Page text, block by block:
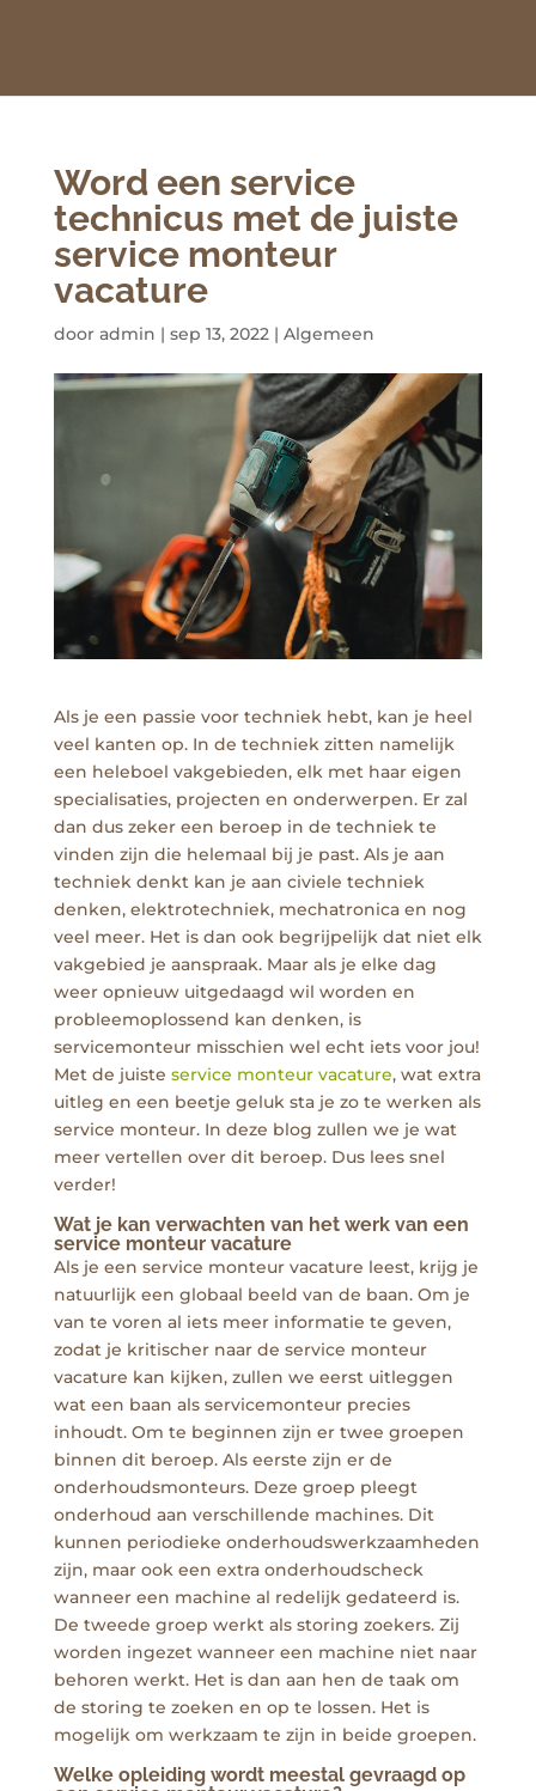
Word een service
technicus met de juiste
service monteur
vacature
door admin | sep 13, 2022 | Algemeen
Als je een passie voor techniek hebt, kan je heel
veel kanten op. In de techniek zitten namelijk
een heleboel vakgebieden, elk met haar eigen
specialisaties, projecten en onderwerpen. Er zal
dan dus zeker een beroep in de techniek te
vinden zijn die helemaal bij je past. Als je aan
techniek denkt kan je aan civiele techniek
denken, elektrotechniek, mechatronica en nog
veel meer. Het is dan ook begrijpelijk dat niet elk
vakgebied je aanspraak. Maar als je elke dag
weer opnieuw uitgedaagd wil worden en
probleemoplossend kan denken, is
servicemonteur misschien wel echt iets voor jou!
Met de juiste service monteur vacature, wat extra
uitleg en een beetje geluk sta je zo te werken als
service monteur. In deze blog zullen we je wat
meer vertellen over dit beroep. Dus lees snel
verder!
Wat je kan verwachten van het werk van een
service monteur vacature
Als je een service monteur vacature leest, krijg je
natuurlijk een globaal beeld van de baan. Om je
van te voren al iets meer informatie te geven,
zodat je kritischer naar de service monteur
vacature kan kijken, zullen we eerst uitleggen
wat een baan als servicemonteur precies
inhoudt. Om te beginnen zijn er twee groepen
binnen dit beroep. Als eerste zijn er de
onderhoudsmonteurs. Deze groep pleegt
onderhoud aan verschillende machines. Dit
kunnen periodieke onderhoudswerkzaamheden
zijn, maar ook een extra onderhoudscheck
wanneer een machine al redelijk gedateerd is.
De tweede groep werkt als storing zoekers. Zij
worden ingezet wanneer een machine niet naar
behoren werkt. Het is dan aan hen de taak om
de storing te zoeken en op te lossen. Het is
mogelijk om werkzaam te zijn in beide groepen.
Welke opleiding wordt meestal gevraagd op